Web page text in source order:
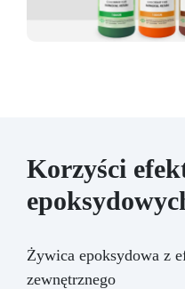
Korzyści
Żywica epoksydowa z
zewnętrznego